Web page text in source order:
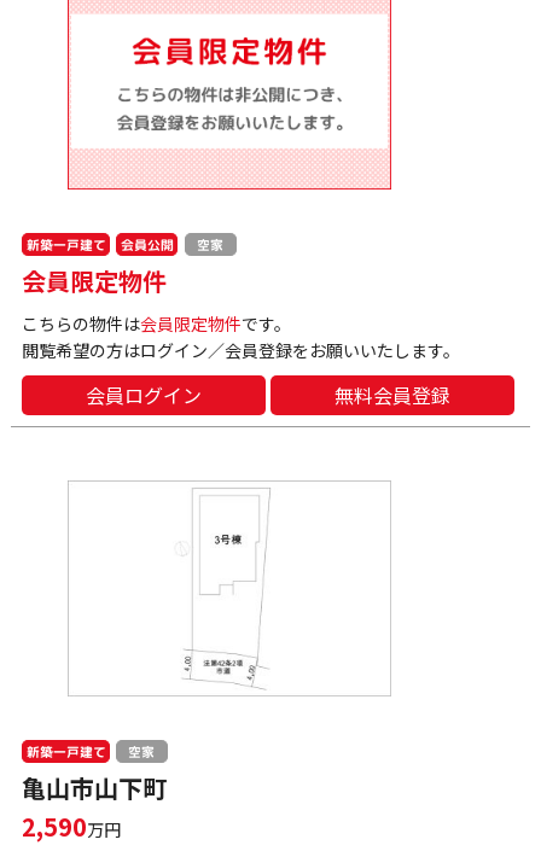
新築一戸建て 会員公開 空家
会員限定物件
こちらの物件は会員限定物件です。
閲覧希望の方はログイン／会員登録をお願いいたします。
会員ログイン 無料会員登録
新築一戸建て 空家
亀山市山下町
2,590万円